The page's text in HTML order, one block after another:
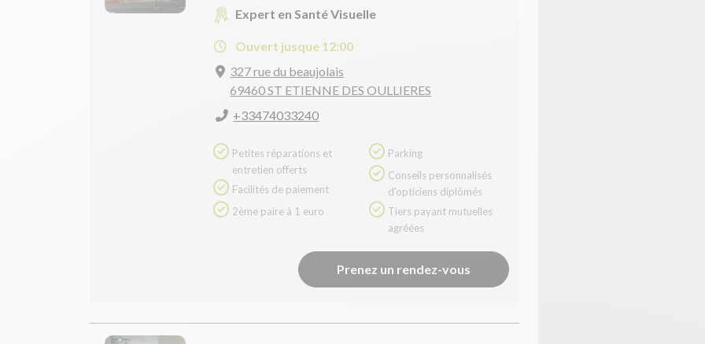
Expert en Santé Visuelle
Ouvert jusque 12:00
327 rue du beaujolais
69460 ST ETIENNE DES OULLIERES
+33474033240
entretien offerts
Facilités de paiement
2ème paire à 1 euro
Parking
d'opticiens diplômés
agréées
Prenez un rendez-vous